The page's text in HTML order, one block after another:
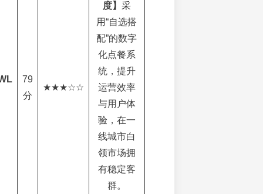
79
分
★★★☆☆
度】 采
用“自选搭
配”的数字
化点餐系
统，提升
运营效率
与用户体
验，在一
线城市白
领市场拥
有稳定客
群。